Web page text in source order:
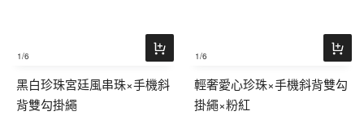
1/6
黑白珍珠宮廷風串珠×手機斜
背雙勾掛繩
1/6
輕奢愛心珍珠×手機斜背雙勾
掛繩×粉紅